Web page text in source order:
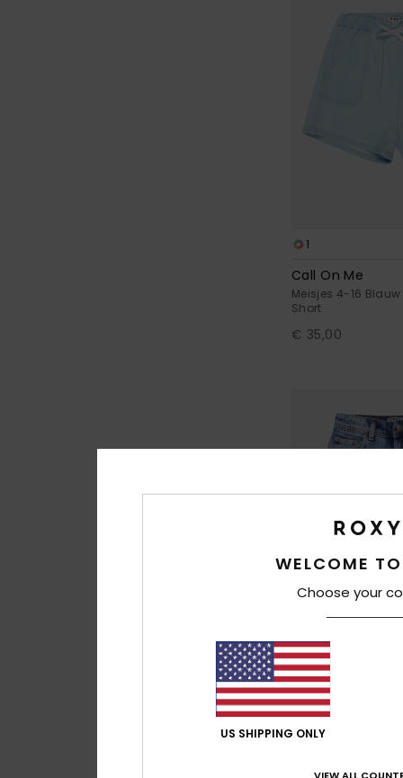
1
Call On Me
Meisjes 4-16
Short
€ 35,00
1
Glossy Candy
Meisjes 4-16
WELCOME
Choose your
US SHIPPING ONLY